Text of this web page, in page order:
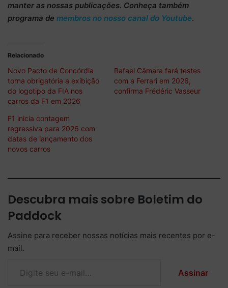
manter as nossas publicações. Conheça também
programa de membros no nosso canal do Youtube.
Relacionado
Novo Pacto de Concórdia
torna obrigatória a exibição
do logotipo da FIA nos
carros da F1 em 2026
Rafael Câmara fará testes
com a Ferrari em 2026,
confirma Frédéric Vasseur
F1 inicia contagem
regressiva para 2026 com
datas de lançamento dos
novos carros
Descubra mais sobre Boletim do
Paddock
Assine para receber nossas notícias mais recentes por e-
mail.
Assinar